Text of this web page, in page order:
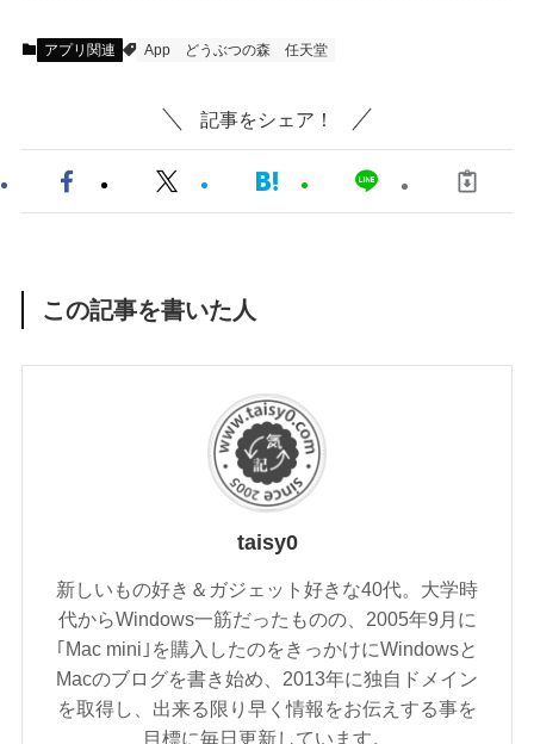
アプリ関連 App どうぶつの森 任天堂
記事をシェア！
この記事を書いた人
taisy0
新しいもの好き＆ガジェット好きな40代。大学時
代からWindows一筋だったものの、2005年9月に
｢Mac mini｣を購入したのをきっかけにWindowsと
Macのブログを書き始め、2013年に独自ドメイン
を取得し、出来る限り早く情報をお伝えする事を
目標に毎日更新しています。